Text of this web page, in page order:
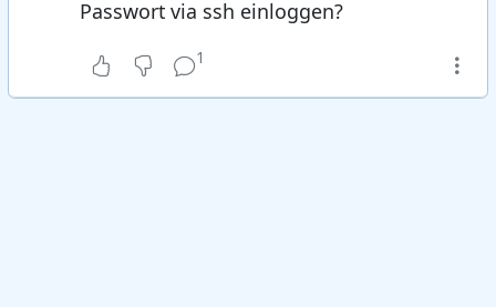
Passwort via ssh einloggen?
1